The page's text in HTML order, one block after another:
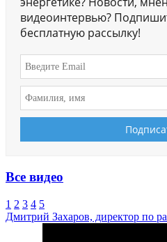
видеоинтервью?
бесплатную рассылку!
Все видео
1 2 3 4 5
Дмитрий Захаров, директор по